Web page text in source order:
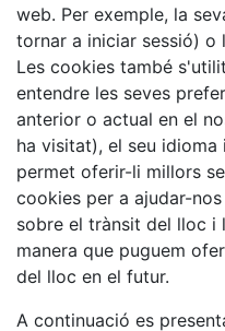
web. Per exemple, la
tornar a iniciar sessió) o
Les cookies també
entendre les seves
anterior o actual en el
ha visitat), el seu idioma
permet oferir-li millors
cookies per a ajudar-
sobre el trànsit del lloc i
manera que puguem
del lloc en el futur.
A continuació es